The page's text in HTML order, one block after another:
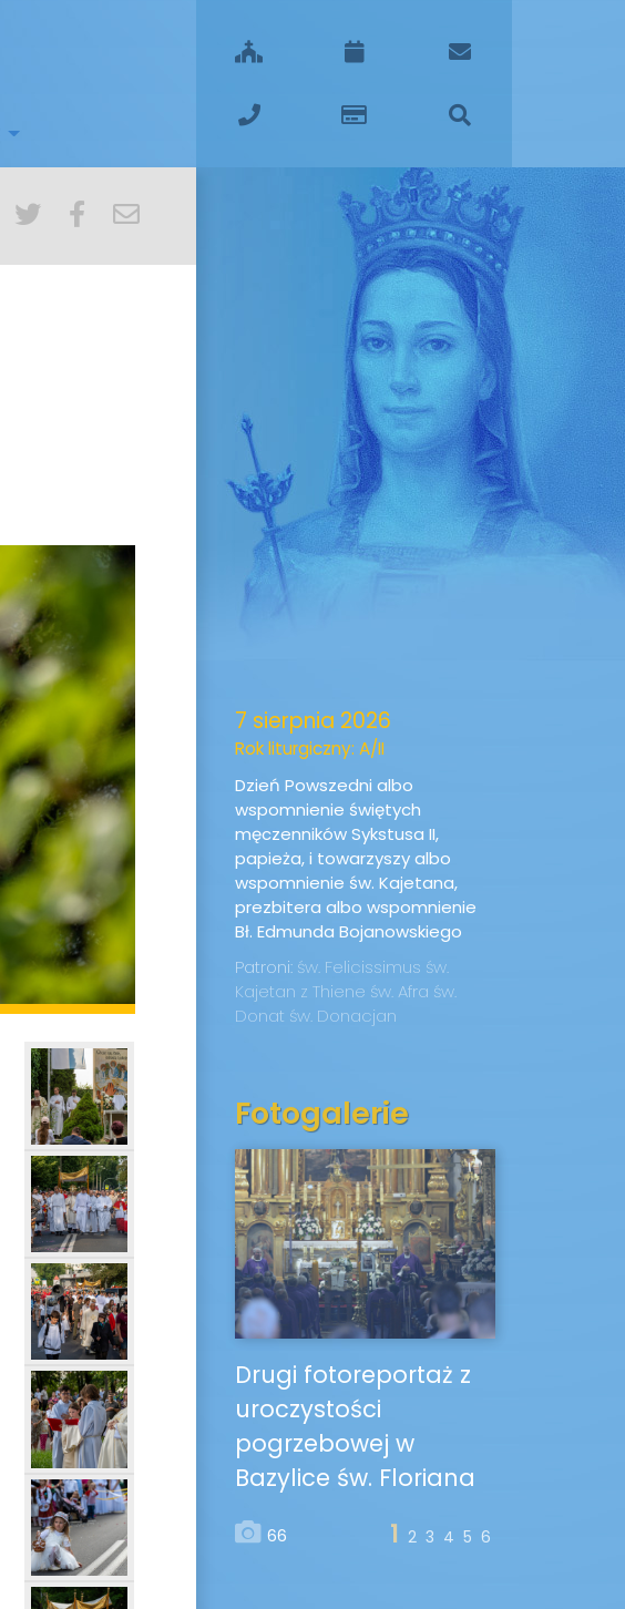
7 sierpnia 2026
Rok liturgiczny: A/II
Dzień Powszedni albo
wspomnienie świętych
męczenników Sykstusa II,
papieża, i towarzyszy albo
wspomnienie św. Kajetana,
prezbitera albo wspomnienie
Bł. Edmunda Bojanowskiego
Patroni: św. Felicissimus św.
Kajetan z Thiene św. Afra św.
Donat św. Donacjan
Fotogalerie
Drugi fotoreportaż z
uroczystości
pogrzebowej w
Bazylice św. Floriana
66 1 2 3 4 5 6